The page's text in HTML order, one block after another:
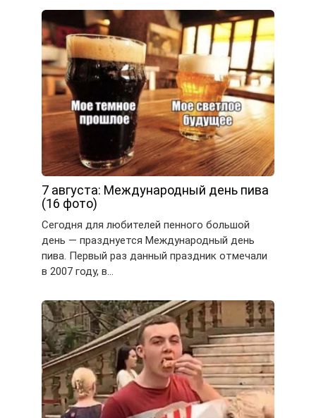
7 августа: Международный день пива
(16 фото)
Сегодня для любителей пенного большой
день — празднуется Международный день
пива. Первый раз данный праздник отмечали
в 2007 году, в…